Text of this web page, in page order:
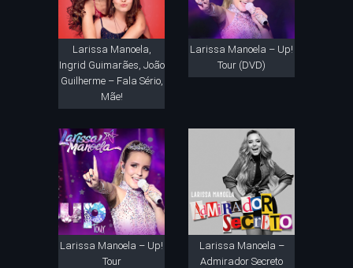
Larissa Manoela,
Ingrid Guimarães, João
Guilherme – Fala Sério,
Mãe!
Larissa Manoela – Up!
Tour (DVD)
Larissa Manoela – Up!
Tour
Larissa Manoela –
Admirador Secreto